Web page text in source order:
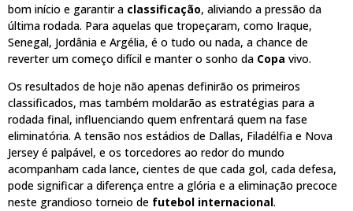
bom início e garantir a classificação, aliviando a pressão da
última rodada. Para aquelas que tropeçaram, como Iraque,
Senegal, Jordânia e Argélia, é o tudo ou nada, a chance de
reverter um começo difícil e manter o sonho da Copa vivo.
Os resultados de hoje não apenas definirão os primeiros
classificados, mas também moldarão as estratégias para a
rodada final, influenciando quem enfrentará quem na fase
eliminatória. A tensão nos estádios de Dallas, Filadélfia e Nova
Jersey é palpável, e os torcedores ao redor do mundo
acompanham cada lance, cientes de que cada gol, cada defesa,
pode significar a diferença entre a glória e a eliminação precoce
neste grandioso torneio de futebol internacional.